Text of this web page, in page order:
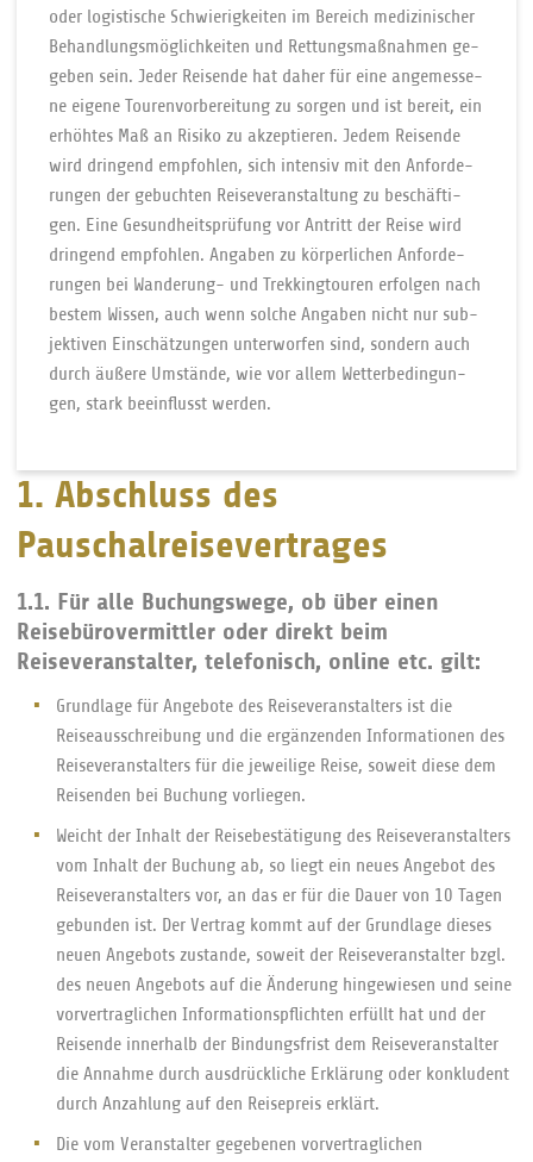
1. Abschluss des
Pauschalreisevertrages
1.1. Für alle Buchungswege, ob über einen
Reisebürovermittler oder direkt beim
Reiseveranstalter, telefonisch, online etc. gilt:
Grundlage für Angebote des Reiseveranstalters ist die
Reiseausschreibung und die ergänzenden Informationen des
Reiseveranstalters für die jeweilige Reise, soweit diese dem
Reisenden bei Buchung vorliegen.
Weicht der Inhalt der Reisebestätigung des Reiseveranstalters
vom Inhalt der Buchung ab, so liegt ein neues Angebot des
Reiseveranstalters vor, an das er für die Dauer von 10 Tagen
gebunden ist. Der Vertrag kommt auf der Grundlage dieses
neuen Angebots zustande, soweit der Reiseveranstalter bzgl.
des neuen Angebots auf die Änderung hingewiesen und seine
vorvertraglichen Informationspflichten erfüllt hat und der
Reisende innerhalb der Bindungsfrist dem Reiseveranstalter
die Annahme durch ausdrückliche Erklärung oder konkludent
durch Anzahlung auf den Reisepreis erklärt.
Die vom Veranstalter gegebenen vorvertraglichen
oder lo­gis­ti­sche Schwie­rig­kei­ten im Be­reich me­di­zi­ni­scher
Be­hand­lungs­mö­glich­kei­ten und Ret­tungs­maß­nah­men ge­
ge­ben sein. Je­der Reisende hat da­her für ei­ne an­ge­mes­se­
ne ei­ge­ne Tou­ren­vor­be­reitung zu sor­gen und ist be­reit, ei­n
er­höh­tes Maß an Ri­si­ko zu ak­zep­tie­ren. Je­dem Rei­se­nde
wird drin­gend emp­foh­len, sich in­ten­siv mit den An­for­de­
run­gen der ge­buch­ten Rei­se­ver­an­stal­tung zu be­schäf­ti­
gen. Ei­ne Ge­sund­heits­prü­fung vor An­tritt der Rei­se wird
drin­gend emp­foh­len. An­ga­ben zu kör­per­li­chen An­for­de­
rungen bei Wan­de­run­g- und Trek­king­tou­ren er­fol­gen nach
bes­tem Wis­sen, auch wenn sol­che An­ga­ben nicht nur sub­
jek­tiven Ein­schät­zun­gen un­ter­wor­fen sind, son­dern auch
durch äu­ße­re Um­stän­de, wie vor al­lem Wet­ter­be­din­gun­
gen, stark be­ein­flusst wer­den.